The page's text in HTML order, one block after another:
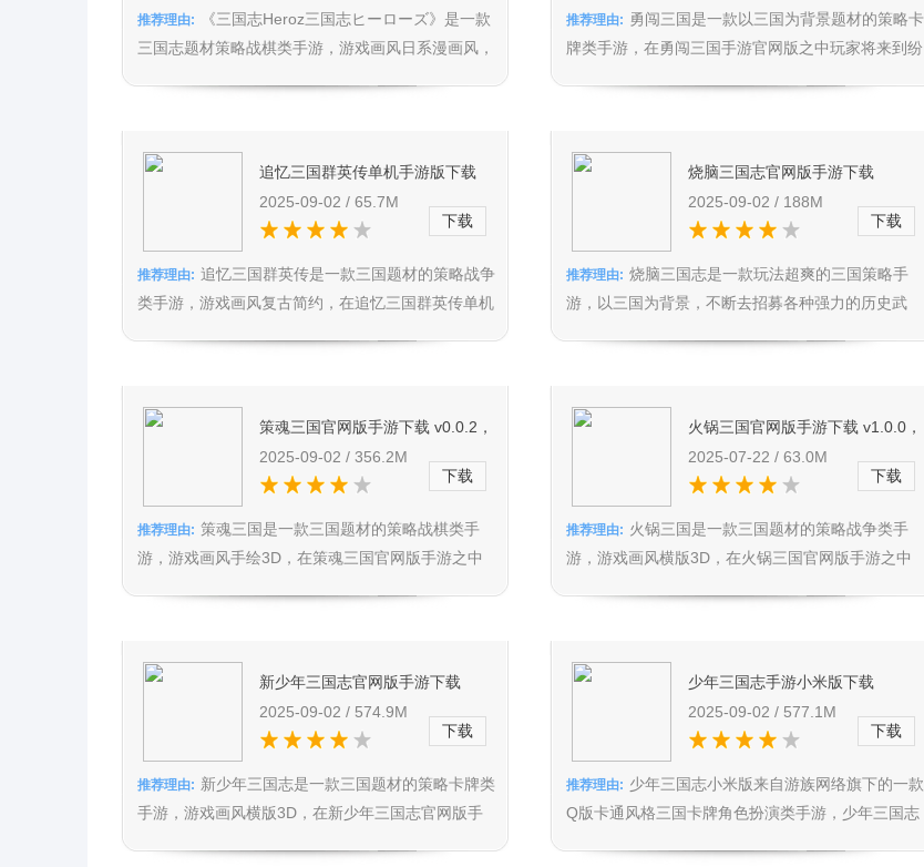
推荐理由:
《三国志Heroz三国志ヒーローズ》是一款
三国志题材策略战棋类手游，游戏画风日系漫画风，
推荐理由: 勇闯三国是一款以三国为背景题材的策略卡
牌类手游，在勇闯三国手游官网版之中玩家将来到纷
追忆三国群英传单机手游版下载
v1.0，复古简约画风三国策略战
游，单机玩法还原初代心动体验
2025-09-02 / 65.7M
下载
推荐理由: 追忆三国群英传是一款三国题材的策略战争
类手游，游戏画风复古简约，在追忆三国群英传单机
烧脑三国志官网版手游下载
v1.7.0，精致场景三国策略手游，
以 165 座城池为棋盘显宏观策略
2025-09-02 / 188M
下载
推荐理由: 烧脑三国志是一款玩法超爽的三国策略手
游，以三国为背景，不断去招募各种强力的历史武
策魂三国官网版手游下载 v0.0.2，
低氪金需求，招募武将用策略颠覆
乱世
2025-09-02 / 356.2M
下载
推荐理由: 策魂三国是一款三国题材的策略战棋类手
游，游戏画风手绘3D，在策魂三国官网版手游之中
火锅三国官网版手游下载 v1.0.0，
复古风格让三国爱好者超沉迷
2025-07-22 / 63.0M
下载
推荐理由: 火锅三国是一款三国题材的策略战争类手
游，游戏画风横版3D，在火锅三国官网版手游之中
新少年三国志官网版手游下载
v5.5.20，策略排兵布阵，震撼打斗
场面享视觉盛宴
2025-09-02 / 574.9M
下载
推荐理由: 新少年三国志是一款三国题材的策略卡牌类
手游，游戏画风横版3D，在新少年三国志官网版手
少年三国志手游小米版下载
v5.5.20，小米玩家专属版本，新彩
金名将墨子上线
2025-09-02 / 577.1M
下载
推荐理由: 少年三国志小米版来自游族网络旗下的一款
Q版卡通风格三国卡牌角色扮演类手游，少年三国志